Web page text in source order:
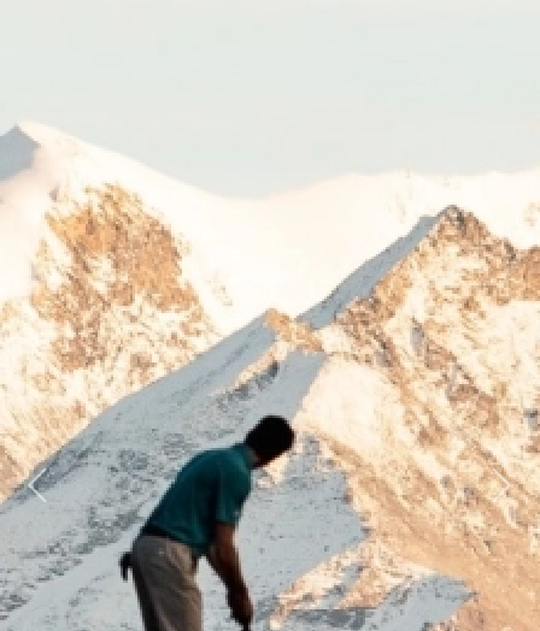
Previous Next